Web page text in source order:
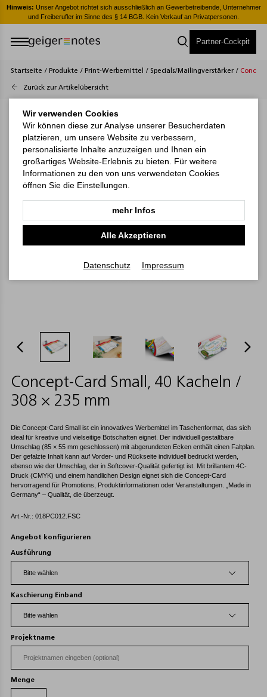
Hinweis: Unser Angebot richtet sich ausschließlich an Gewerbetreibende, Unternehmer
und Freiberufler im Sinne des § 14 BGB. Kein Verkauf an Privatpersonen.
Partner-Cockpit
Startseite / Produkte / Print-Werbemittel / Specials/Mailingverstärker /
Zurück zur Artikelübersicht
Concept-Card Small, 40 Kacheln /
308 × 235 mm
Die Concept-Card Small ist ein innovatives Werbemittel im Taschenformat, das sich
ideal für kreative und vielseitige Botschaften eignet. Der individuell gestaltbare
Umschlag (85 × 55 mm geschlossen) mit abgerundeten Ecken enthält einen Faltplan.
Der gefalzte Inhalt kann auf Vorder- und Rückseite individuell bedruckt werden,
ebenso wie der Umschlag, der in Softcover-Qualität gefertigt ist. Mit brillantem 4C-
Druck (CMYK) und einem handlichen Design eignet sich die Concept-Card
hervorragend für Promotions, Produktinformationen oder Veranstaltungen. „Made in
Germany“ – Qualität, die überzeugt.
Art.-Nr.: 018PC012.FSC
Angebot konfigurieren
Ausführung
Kaschierung Einband
Projektname
Menge
Wir verwenden Cookies
Wir können diese zur Analyse unserer Besucherdaten
platzieren, um unsere Website zu verbessern,
personalisierte Inhalte anzuzeigen und Ihnen ein
großartiges Website-Erlebnis zu bieten. Für weitere
Informationen zu den von uns verwendeten Cookies
öffnen Sie die Einstellungen.
mehr Infos
Alle Akzeptieren
Datenschutz Impressum